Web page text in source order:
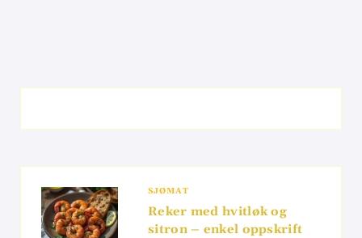
SJØMAT
Reker med hvitløk og
sitron – enkel oppskrift